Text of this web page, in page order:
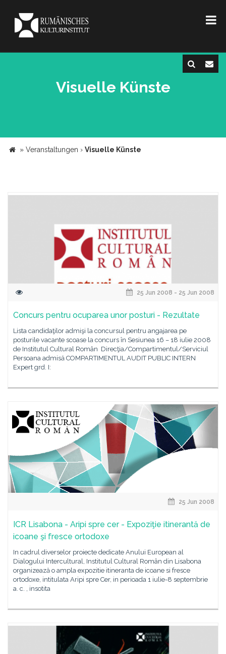
Visuelle Künste
» Veranstaltungen › Visuelle Künste
25 Jun 2008 - 25 Jun 2008
Concurs pentru ocuparea unor posturi - Rezultate
Lista candidaţilor admişi la concursul pentru angajarea pe
posturile vacante scoase la concurs în Sesiunea 16 – 18 iulie 2008
de Institutul Cultural Român Direcţia/Compartimentul/Serviciul
Persoana admisă COMPARTIMENTUL AUDIT PUBLIC INTERN
Expert grd. I:
25 Jun 2008
ICR Lisabona - Aripi spre cer - Expoziţie itinerantă de
icoane şi fresce ortodoxe
In cadrul diverselor proiecte dedicate Anului European al
Dialogului Intercultural, Institutul Cultural Român din Lisabona
organizează o ampla expozitie itineranta de icoane si fresce
ortodoxe, intitulata Aripi spre Cer, in perioada 1 iulie-8 septembrie
a. c. , insotita